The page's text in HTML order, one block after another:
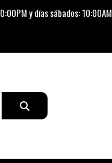
y días sábados: